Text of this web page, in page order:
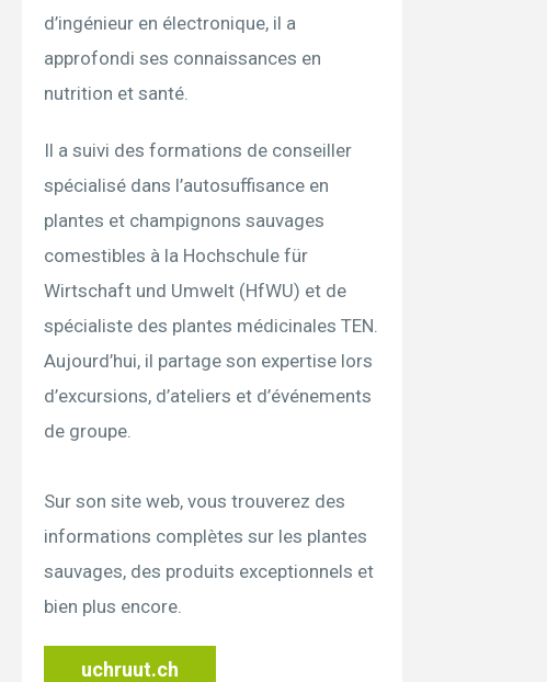
d’ingénieur en électronique, il a
approfondi ses connaissances en
nutrition et santé.
Il a suivi des formations de conseiller
spécialisé dans l’autosuffisance en
plantes et champignons sauvages
comestibles à la Hochschule für
Wirtschaft und Umwelt (HfWU) et de
spécialiste des plantes médicinales TEN.
Aujourd’hui, il partage son expertise lors
d’excursions, d’ateliers et d’événements
de groupe.
Sur son site web, vous trouverez des
informations complètes sur les plantes
sauvages, des produits exceptionnels et
bien plus encore.
uchruut.ch